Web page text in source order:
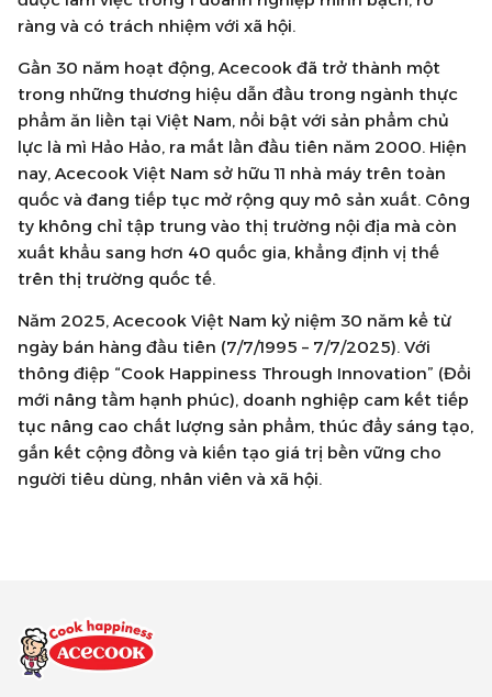
ràng và có trách nhiệm với xã hội.
Gần 30 năm hoạt động, Acecook đã trở thành một
trong những thương hiệu dẫn đầu trong ngành thực
phẩm ăn liền tại Việt Nam, nổi bật với sản phẩm chủ
lực là mì Hảo Hảo, ra mắt lần đầu tiên năm 2000. Hiện
nay, Acecook Việt Nam sở hữu 11 nhà máy trên toàn
quốc và đang tiếp tục mở rộng quy mô sản xuất. Công
ty không chỉ tập trung vào thị trường nội địa mà còn
xuất khẩu sang hơn 40 quốc gia, khẳng định vị thế
trên thị trường quốc tế.
Năm 2025, Acecook Việt Nam kỷ niệm 30 năm kể từ
ngày bán hàng đầu tiên (7/7/1995 – 7/7/2025). Với
thông điệp “Cook Happiness Through Innovation” (Đổi
mới nâng tầm hạnh phúc), doanh nghiệp cam kết tiếp
tục nâng cao chất lượng sản phẩm, thúc đẩy sáng tạo,
gắn kết cộng đồng và kiến tạo giá trị bền vững cho
người tiêu dùng, nhân viên và xã hội.